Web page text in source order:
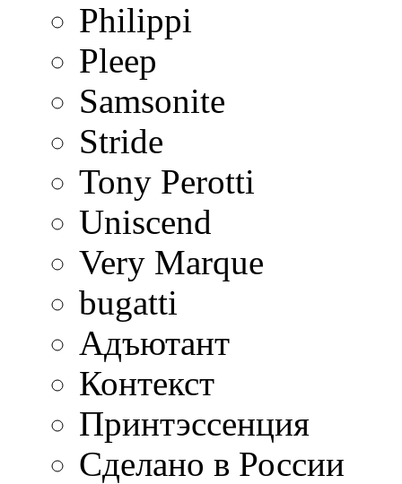
Philippi
Pleep
Samsonite
Stride
Tony Perotti
Uniscend
Very Marque
bugatti
Адъютант
Контекст
Принтэссенция
Сделано в России